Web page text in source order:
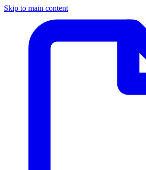
Skip to main content